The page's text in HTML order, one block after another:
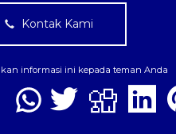
Kontak Kami
informasi ini kepada teman Anda